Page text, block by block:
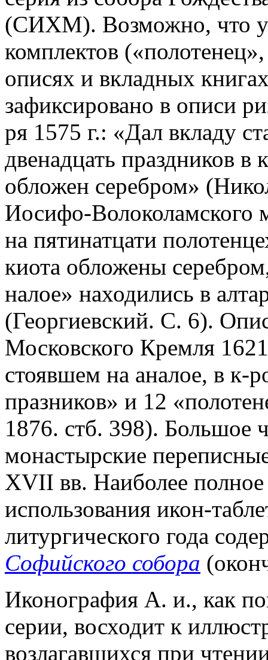
(СИХМ). Возможно, что
комплектов
описях и вкладных
зафиксировано в описи
ря 1575 г.: «Дал вкладу
двенадцать праздников в
обложен серебром»
Иосифо-Волоколамского
на пятинатцати
киота обложены
налое» находились в
(Георгиевский. С. 6).
Московского Кремля
стоявшем на аналое, в к-
празников» и 12
1876. стб. 398). Большое
монастырские
XVII вв. Наиболее
использования икон-
литургического года
Софийского собора
Иконография А. и., как
серии, восходит к
возлагавшихся при